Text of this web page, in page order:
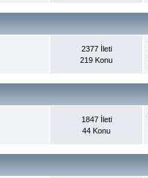
2377 İleti
219 Konu
1847 İleti
44 Konu